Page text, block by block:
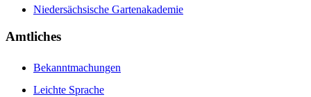
Niedersächsische Gartenakademie
Amtliches
Bekanntmachungen
Leichte Sprache